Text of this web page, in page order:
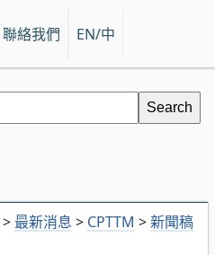
聯絡我們 EN/中
> 最新消息 > CPTTM >新聞稿